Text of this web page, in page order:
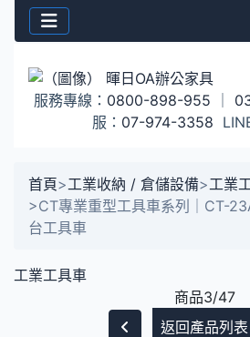
服務專線： 0800-898-955
服： 07-974-3358
首頁>工業收納 / 倉儲設備>工業
>CT專業重型工具車系列｜CT-
台工具車
工業工具車
商品3/47
返回產品列表